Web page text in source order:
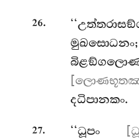
26.
මුඛසොධනං;
දධිපානකං.
27. ‘‘ධූපං